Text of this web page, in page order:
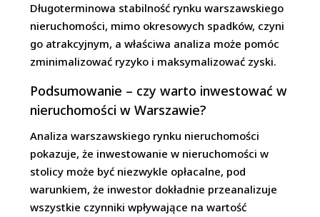
Długoterminowa stabilność rynku warszawskiego
nieruchomości, mimo okresowych spadków, czyni
go atrakcyjnym, a właściwa analiza może pomóc
zminimalizować ryzyko i maksymalizować zyski.
Podsumowanie – czy warto inwestować w
nieruchomości w Warszawie?
Analiza warszawskiego rynku nieruchomości
pokazuje, że inwestowanie w nieruchomości w
stolicy może być niezwykle opłacalne, pod
warunkiem, że inwestor dokładnie przeanalizuje
wszystkie czynniki wpływające na wartość